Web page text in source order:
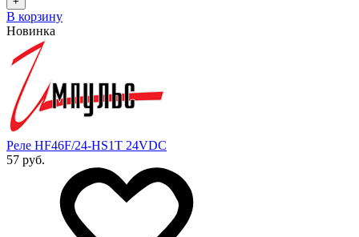
В корзину
Новинка
Реле HF46F/24-HS1T 24VDC
57 руб.